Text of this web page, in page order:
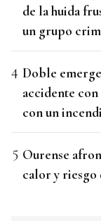
de la huida
un grupo
Doble
accidente
con un
Ourense
calor y riesgo